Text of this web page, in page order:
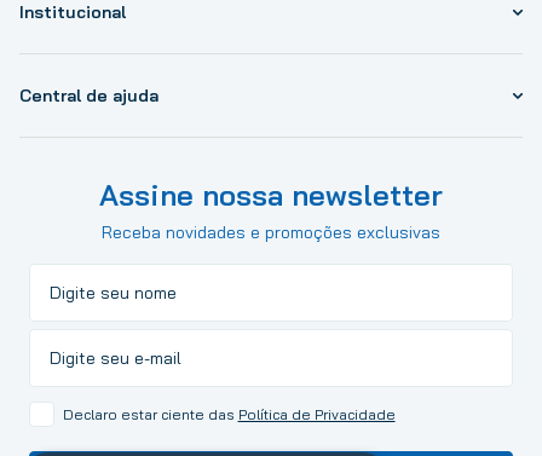
Institucional
Central de ajuda
Assine nossa newsletter
Receba novidades e promoções exclusivas
Declaro estar ciente das Política de Privacidade